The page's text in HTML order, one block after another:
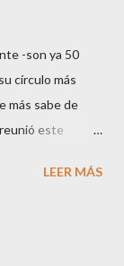
-son ya 50
círculo más
más sabe de
este
profesional han
LEER MÁS